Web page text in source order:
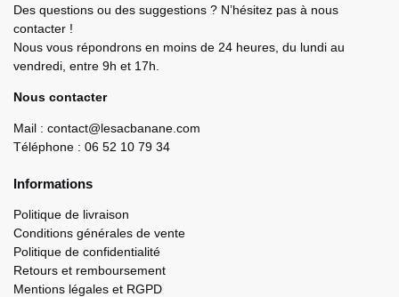
Des questions ou des suggestions ? N’hésitez pas à nous
contacter !
Nous vous répondrons en moins de 24 heures, du lundi au
vendredi, entre 9h et 17h.
Nous contacter
Mail : contact@lesacbanane.com
Téléphone : 06 52 10 79 34
Informations
Politique de livraison
Conditions générales de vente
Politique de confidentialité
Retours et remboursement
Mentions légales et RGPD